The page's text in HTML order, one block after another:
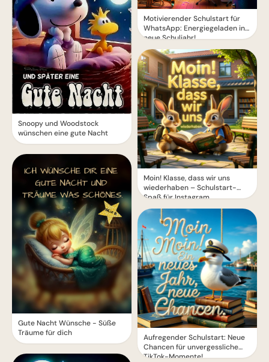
Snoopy und Woodstock
wünschen eine gute Nacht
Gute Nacht Wünsche - Süße
Träume für dich
Motivierender Schulstart für
WhatsApp: Energiegeladen ins
neue Schuljahr!
Moin! Klasse, dass wir uns
wiederhaben – Schulstart-
Spaß für Instagram
Aufregender Schulstart: Neue
Chancen für unvergessliche
TikTok-Momente!